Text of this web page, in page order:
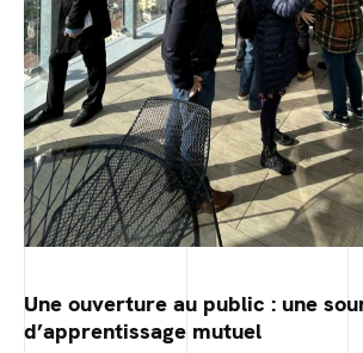
Une ouverture au public : une
d’apprentissage mutuel